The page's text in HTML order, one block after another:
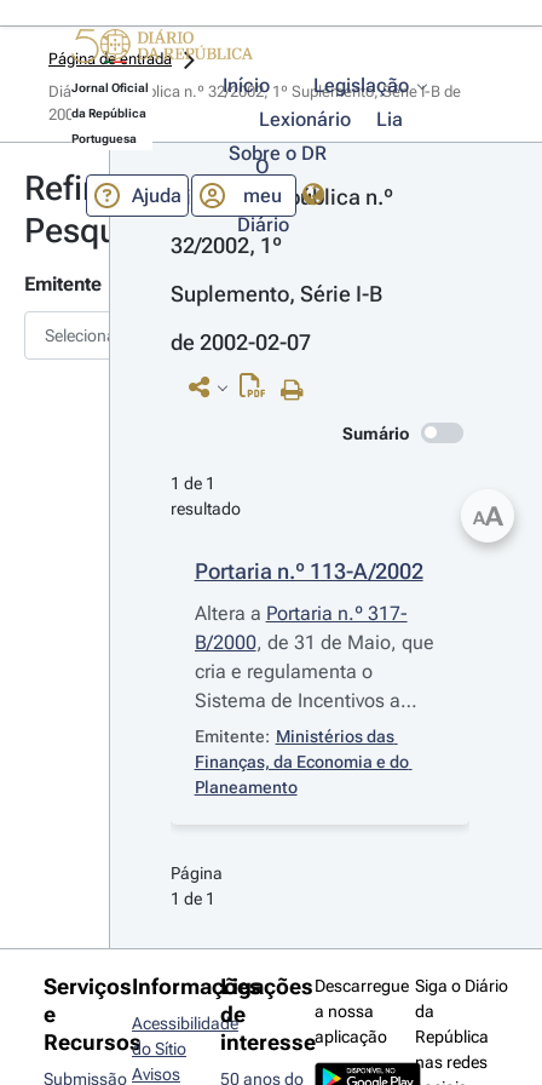
Jornal Oficial
da República
Portuguesa
Início
Legislação
Lexionário
Lia
Sobre o DR
Ajuda
O
meu
Diário
Página de entrada
Diário da República n.º 32/2002, 1º Suplemento, Série I-B de
2002-02-07
Refinar
Pesquisa
Emitente
Selecionar
Diário da República n.º
32/2002, 1º
Suplemento, Série I-B
de 2002-02-07
Sumário
1 de 1
resultado
Portaria n.º 113-A/2002
Altera a Portaria n.º 317-
B/2000, de 31 de Maio, que
cria e regulamenta o
Sistema de Incentivos a
Projectos de Urbanismo
Comercial (URBCOM)
Emitente: Ministérios das
Finanças, da Economia e do
Planeamento
Página
1 de 1
AA
Serviços
e
Recursos
Submissão
Informações
Acessibilidade
do Sítio
Avisos
Ligações
de
interesse
50 anos do
Descarregue
a nossa
aplicação
Siga o Diário
da
República
nas redes